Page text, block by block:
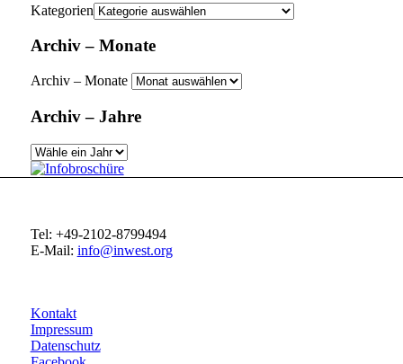
Kategorien
Archiv – Monate
Archiv – Monate
Archiv – Jahre
Tel: +49-2102-8799494
E-Mail: info@inwest.org
Kontakt
Impressum
Datenschutz